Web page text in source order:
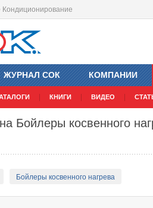
ЖУРНАЛ СОК КОМПАНИИ
КНИГИ ВИДЕО
Бойлеры косвенного
Бойлеры косвенного нагрева